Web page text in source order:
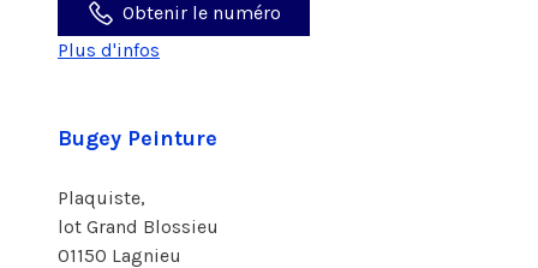
Obtenir le numéro
Plus d'infos
Bugey Peinture
Plaquiste,
lot Grand Blossieu
01150 Lagnieu